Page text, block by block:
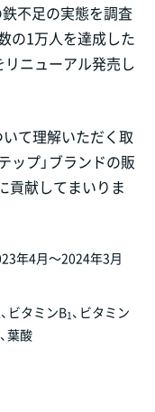
鉄不足の実態を調査
の1万人を達成した
リニューアル発売し
て理解いただく取
ップ」ブランドの販
貢献してまいりま
年4月～2024年3月
ビタミンB1、ビタミン
葉酸